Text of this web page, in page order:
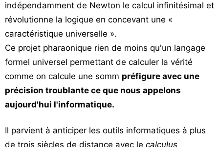
indépendamment de Newton le calcul infinitésimal et
révolutionne la logique en concevant une «
caractéristique universelle ».
Ce projet pharaonique rien de moins qu'un langage
formel universel permettant de calculer la vérité
comme on calcule une somm préfigure avec une
précision troublante ce que nous appelons
aujourd'hui l'informatique.
Il parvient à anticiper les outils informatiques à plus
de trois siècles de distance avec le calculus